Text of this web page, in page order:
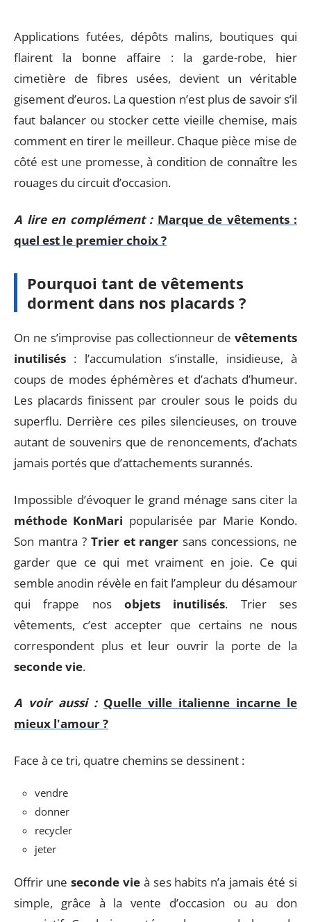
Applications futées, dépôts malins, boutiques qui
flairent la bonne affaire : la garde-robe, hier
cimetière de fibres usées, devient un véritable
gisement d’euros. La question n’est plus de savoir s’il
faut balancer ou stocker cette vieille chemise, mais
comment en tirer le meilleur. Chaque pièce mise de
côté est une promesse, à condition de connaître les
rouages du circuit d’occasion.
A lire en complément : Marque de vêtements :
quel est le premier choix ?
Pourquoi tant de vêtements
dorment dans nos placards ?
On ne s’improvise pas collectionneur de vêtements
inutilisés : l’accumulation s’installe, insidieuse, à
coups de modes éphémères et d’achats d’humeur.
Les placards finissent par crouler sous le poids du
superflu. Derrière ces piles silencieuses, on trouve
autant de souvenirs que de renoncements, d’achats
jamais portés que d’attachements surannés.
Impossible d’évoquer le grand ménage sans citer la
méthode KonMari popularisée par Marie Kondo.
Son mantra ? Trier et ranger sans concessions, ne
garder que ce qui met vraiment en joie. Ce qui
semble anodin révèle en fait l’ampleur du désamour
qui frappe nos objets inutilisés. Trier ses
vêtements, c’est accepter que certains ne nous
correspondent plus et leur ouvrir la porte de la
seconde vie.
A voir aussi : Quelle ville italienne incarne le
mieux l'amour ?
Face à ce tri, quatre chemins se dessinent :
vendre
donner
recycler
jeter
Offrir une seconde vieà ses habits n’a jamais été si
simple, grâce à la vente d’occasion ou au don